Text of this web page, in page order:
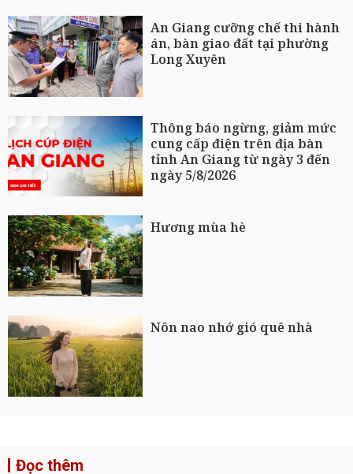
An Giang cưỡng chế thi hành
án, bàn giao đất tại phường
Long Xuyên
Thông báo ngừng, giảm mức
cung cấp điện trên địa bàn
tỉnh An Giang từ ngày 3 đến
ngày 5/8/2026
Hương mùa hè
Nôn nao nhớ gió quê nhà
Đọc thêm